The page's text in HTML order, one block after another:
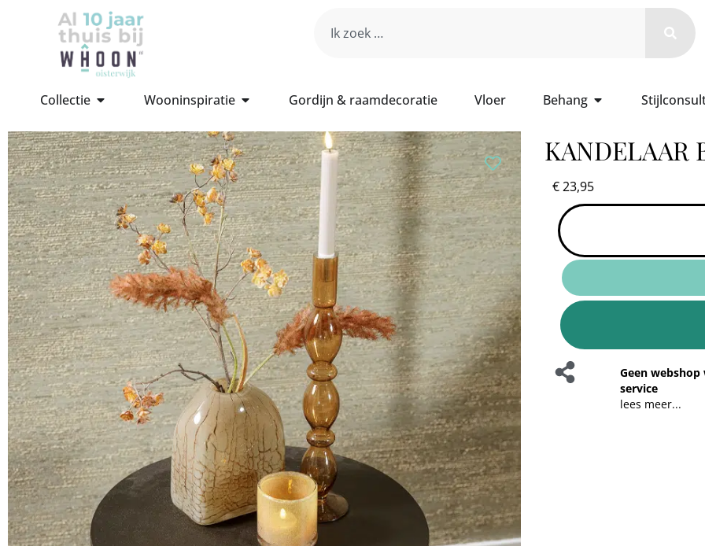
Collectie Wooninspiratie Gordijn & raamdecoratie Vloer Behang
KANDELAAR
€23,95
Geen webshop
service
lees meer...